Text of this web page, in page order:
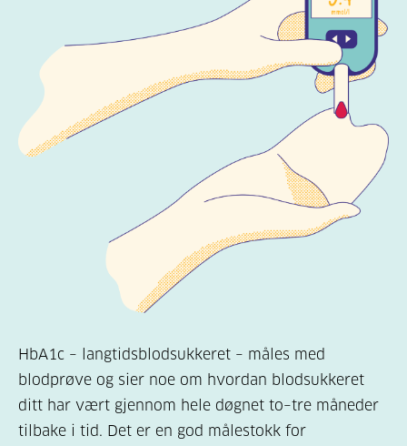
HbA1c – langtidsblodsukkeret – måles med
blodprøve og sier noe om hvordan blodsukkeret
ditt har vært gjennom hele døgnet to–tre måneder
tilbake i tid. Det er en god målestokk for